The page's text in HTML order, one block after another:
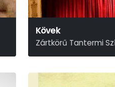
Kövek
Zártkörű Tantermi
Stefo Nantsou-Tom Lycos